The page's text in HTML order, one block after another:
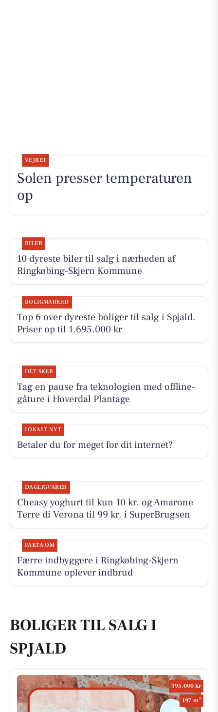
VEJRET
Solen presser temperaturen
op
BILER
10 dyreste biler til salg i nærheden af
Ringkøbing-Skjern Kommune
BOLIGMARKED
Top 6 over dyreste boliger til salg i Spjald.
Priser op til 1.695.000 kr
DET SKER
Tag en pause fra teknologien med offline-
gåture i Hoverdal Plantage
LOKALT NYT
Betaler du for meget for dit internet?
DAGLIGVARER
Cheasy yoghurt til kun 10 kr. og Amarone
Terre di Verona til 99 kr. i SuperBrugsen
FAKTA OM
Færre indbyggere i Ringkøbing-Skjern
Kommune oplever indbrud
BOLIGER TIL SALG I
SPJALD
395.000 kr
197 m2